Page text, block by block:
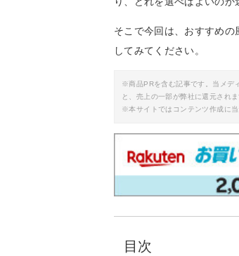
そこで今回は、おすすめ
してみてください。
※商品PRを含む記事です。当メデ
と、売上の一部が弊社に還元されま
※本サイトではコンテンツ作成に
目次